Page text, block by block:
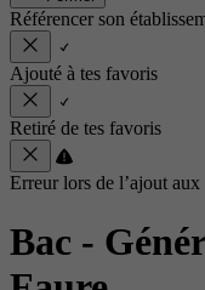
Référencer son
Ajouté à tes favoris
Retiré de tes favoris
Erreur lors de l’ajout
Bac -